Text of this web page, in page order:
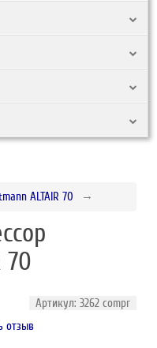
ALTAIR 70
70
Артикул: 3262 compr
отзыв